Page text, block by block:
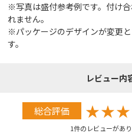
※写真は盛付参考例です。付け
れません。
※パッケージのデザインが変更
す。
レビュー内
総合評価 ★★★
1件のレビューがあり